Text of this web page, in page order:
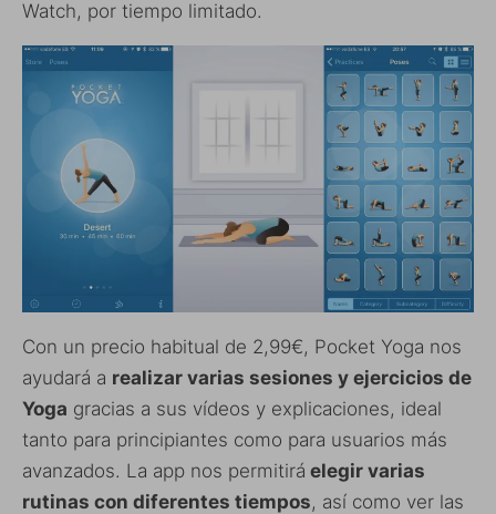
Watch, por tiempo limitado.
Con un precio habitual de 2,99€, Pocket Yoga nos
ayudará a realizar varias sesiones y ejercicios de
Yoga gracias a sus vídeos y explicaciones, ideal
tanto para principiantes como para usuarios más
avanzados. La app nos permitirá elegir varias
rutinas con diferentes tiempos, así como ver las